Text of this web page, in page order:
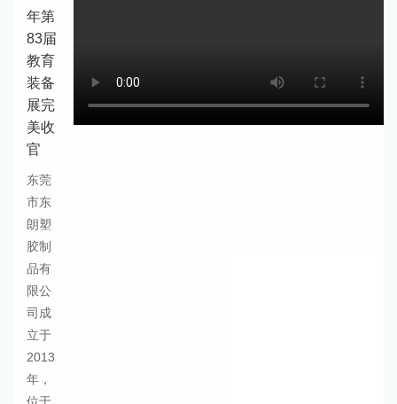
年第
83届
教育
装备
展完
美收
官
东莞
市东
朗塑
胶制
品有
限公
司成
立于
2013
年，
位于